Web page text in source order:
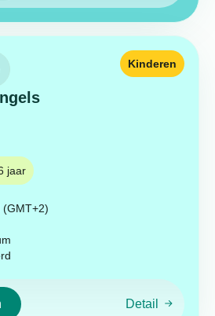
Kinderen
jaar
(GMT+2)
Detail